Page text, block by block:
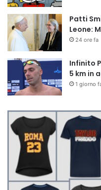
Patti
Leone:
24 ore fa
Infinito
5 km in
1 giorno